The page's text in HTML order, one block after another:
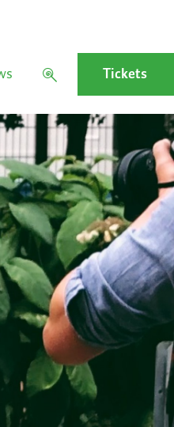
Tickets